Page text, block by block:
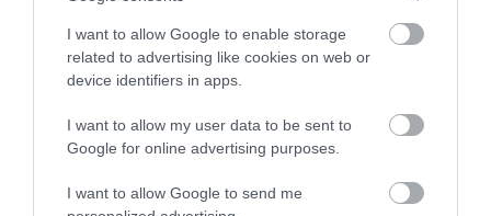
I want to allow Google to enable storage
related to advertising like cookies on web or
device identifiers in apps.
I want to allow my user data to be sent to
Google for online advertising purposes.
I want to allow Google to send me